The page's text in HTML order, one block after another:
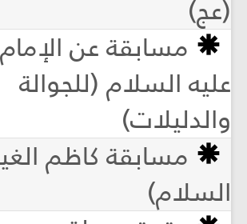
(عج)
مسابقة عن
عليه السلام (للجوالة
والدليلات)
مسابقة كاظم
السلام)